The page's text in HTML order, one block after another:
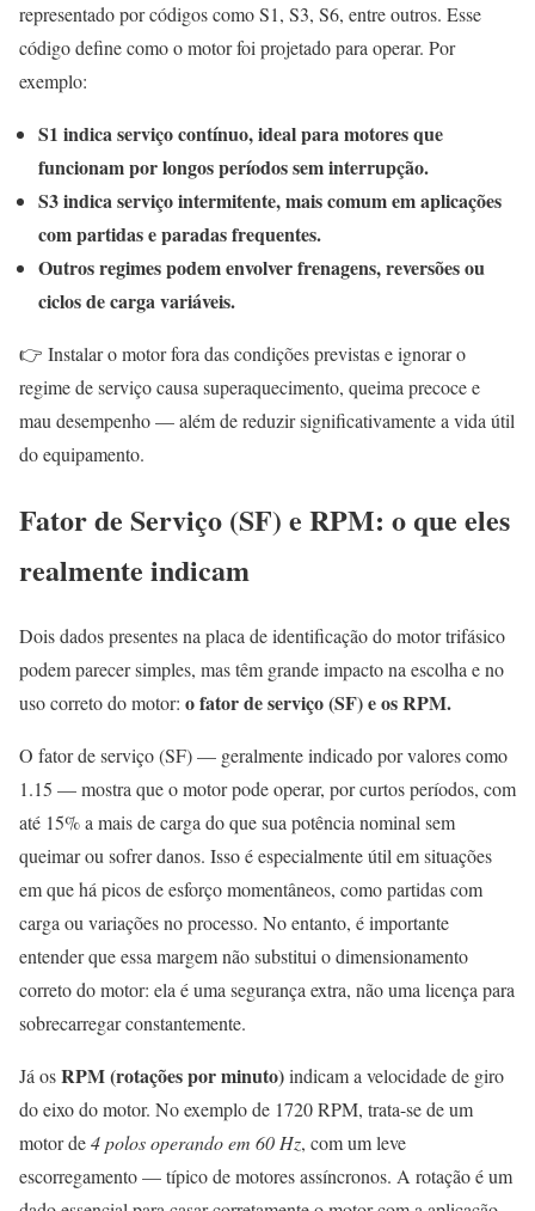
representado por códigos como S1, S3, S6, entre outros. Esse
código define como o motor foi projetado para operar. Por
exemplo:
S1 indica serviço contínuo, ideal para motores que
funcionam por longos períodos sem interrupção.
S3 indica serviço intermitente, mais comum em aplicações
com partidas e paradas frequentes.
Outros regimes podem envolver frenagens, reversões ou
ciclos de carga variáveis.
👉 Instalar o motor fora das condições previstas e ignorar o
regime de serviço causa superaquecimento, queima precoce e
mau desempenho — além de reduzir significativamente a vida útil
do equipamento.
Fator de Serviço (SF) e RPM: o que eles
realmente indicam
Dois dados presentes na placa de identificação do motor trifásico
podem parecer simples, mas têm grande impacto na escolha e no
uso correto do motor: o fator de serviço (SF) e os RPM.
O fator de serviço (SF) — geralmente indicado por valores como
1.15 — mostra que o motor pode operar, por curtos períodos, com
até 15% a mais de carga do que sua potência nominal sem
queimar ou sofrer danos. Isso é especialmente útil em situações
em que há picos de esforço momentâneos, como partidas com
carga ou variações no processo. No entanto, é importante
entender que essa margem não substitui o dimensionamento
correto do motor: ela é uma segurança extra, não uma licença para
sobrecarregar constantemente.
Já osRPM (rotações por minuto)indicam a velocidade de giro
do eixo do motor. No exemplo de 1720 RPM, trata-se de um
motor de4 polos operando em 60 Hz, com um leve
escorregamento — típico de motores assíncronos. A rotação é um